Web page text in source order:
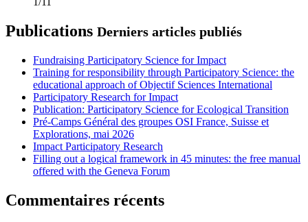
Publications Derniers articles publiés
Fundraising Participatory Science for Impact
Training for responsibility through Participatory Science: the
educational approach of Objectif Sciences International
Participatory Research for Impact
Publication: Participatory Science for Ecological Transition
Pré-Camps Général des groupes OSI France, Suisse et
Explorations, mai 2026
Impact Participatory Research
Filling out a logical framework in 45 minutes: the free manual
offered with the Geneva Forum
Commentaires récents